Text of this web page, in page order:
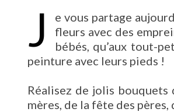
J
e vous partage
fleurs avec des
bébés, qu’aux tout-
peinture avec leurs pieds !
Réalisez de jolis
mères, de la fête des